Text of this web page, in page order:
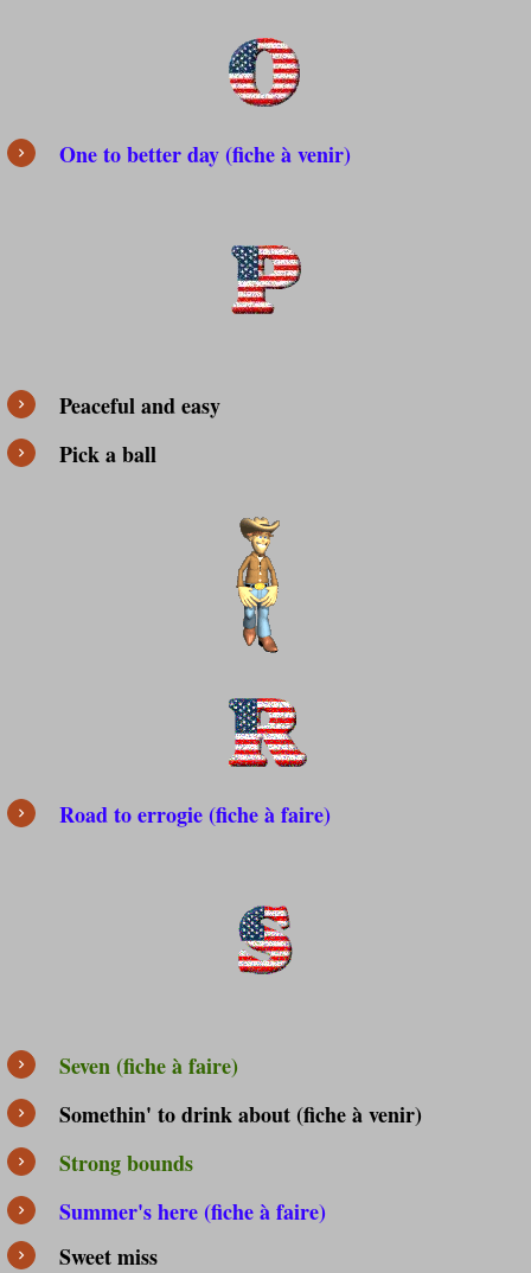
One to better day (fiche à venir)
Peaceful and easy
Pick a ball
Road to errogie (fiche à faire)
Seven (fiche à faire)
Somethin' to drink about (fiche à venir)
Strong bounds
Summer's here (fiche à faire)
Sweet miss